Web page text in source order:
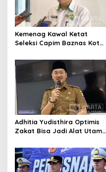
Kemenag Kawal Ketat
Seleksi Capim Baznas Kota
Komisioner Baznas
Berintegritas
Adhitia Yudisthira Optimis
Zakat Bisa Jadi Alat Utama
Kota Cimahi